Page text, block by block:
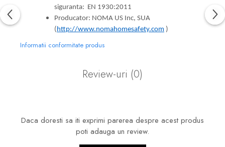
siguranta: EN 1930:2011
Producator: NOMA US Inc, SUA
(http://www.nomahomesafety.com )
Informatii conformitate produs
Review-uri (0)
Daca doresti sa iti exprimi parerea despre acest produs
poti adauga un review.